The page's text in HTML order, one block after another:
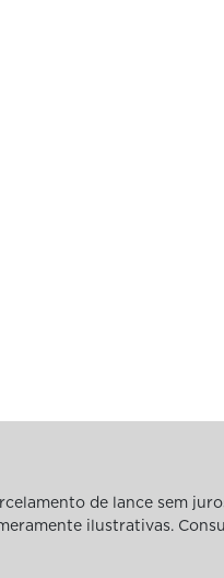
de lance sem
ilustrativas.